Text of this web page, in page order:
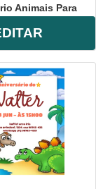
Animais Para